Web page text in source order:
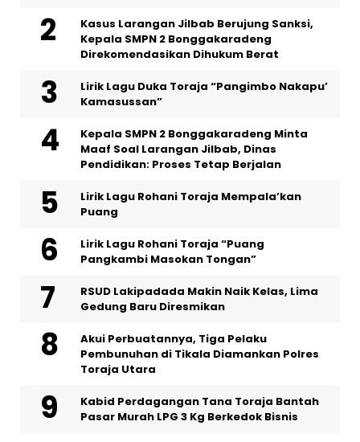
Kasus Larangan Jilbab Berujung Sanksi,
Kepala SMPN 2 Bonggakaradeng
Direkomendasikan Dihukum Berat
Lirik Lagu Duka Toraja “Pangimbo Nakapu’
Kamasussan”
Kepala SMPN 2 Bonggakaradeng Minta
Maaf Soal Larangan Jilbab, Dinas
Pendidikan: Proses Tetap Berjalan
Lirik Lagu Rohani Toraja Mempala’kan
Puang
Lirik Lagu Rohani Toraja “Puang
Pangkambi Masokan Tongan”
RSUD Lakipadada Makin Naik Kelas, Lima
Gedung Baru Diresmikan
Akui Perbuatannya, Tiga Pelaku
Pembunuhan di Tikala Diamankan Polres
Toraja Utara
Kabid Perdagangan Tana Toraja Bantah
Pasar Murah LPG 3 Kg Berkedok Bisnis